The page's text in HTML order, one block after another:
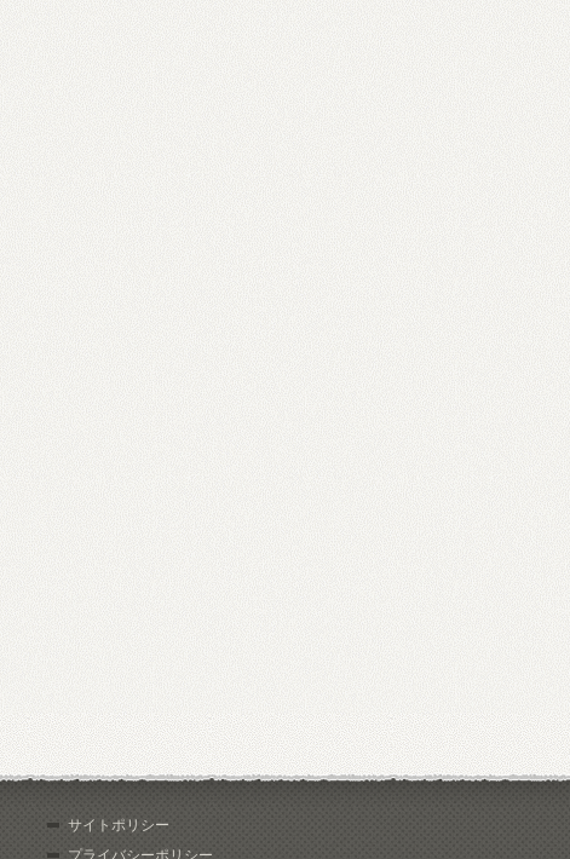
サイトポリシー
プライバシーポリシー